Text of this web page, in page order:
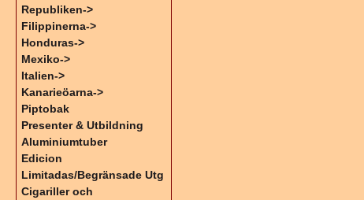
Republiken->
Filippinerna->
Honduras->
Mexiko->
Italien->
Kanarieöarna->
Piptobak
Presenter & Utbildning
Aluminiumtuber
Edicion
Limitadas/Begränsade Utg
Cigariller och